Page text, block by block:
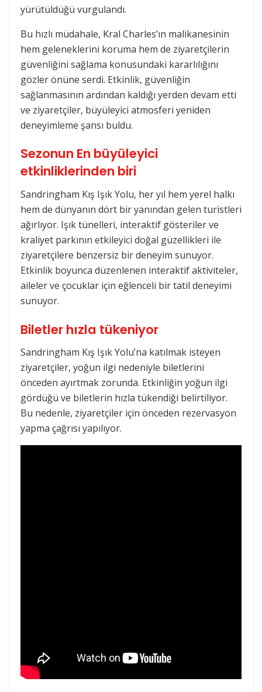
yürütüldüğü vurgulandı.
Bu hızlı müdahale, Kral Charles’ın malikanesinin
hem geleneklerini koruma hem de ziyaretçilerin
güvenliğini sağlama konusundaki kararlılığını
gözler önüne serdi. Etkinlik, güvenliğin
sağlanmasının ardından kaldığı yerden devam etti
ve ziyaretçiler, büyüleyici atmosferi yeniden
deneyimleme şansı buldu.
Sezonun En büyüleyici
etkinliklerinden biri
Sandringham Kış Işık Yolu, her yıl hem yerel halkı
hem de dünyanın dört bir yanından gelen turistleri
ağırlıyor. Işık tünelleri, interaktif gösteriler ve
kraliyet parkının etkileyici doğal güzellikleri ile
ziyaretçilere benzersiz bir deneyim sunuyor.
Etkinlik boyunca düzenlenen interaktif aktiviteler,
aileler ve çocuklar için eğlenceli bir tatil deneyimi
sunuyor.
Biletler hızla tükeniyor
Sandringham Kış Işık Yolu’na katılmak isteyen
ziyaretçiler, yoğun ilgi nedeniyle biletlerini
önceden ayırtmak zorunda. Etkinliğin yoğun ilgi
gördüğü ve biletlerin hızla tükendiği belirtiliyor.
Bu nedenle, ziyaretçiler için önceden rezervasyon
yapma çağrısı yapılıyor.